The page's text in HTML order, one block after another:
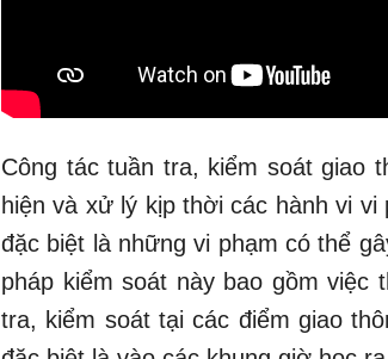
Công tác tuần tra, kiểm soát giao
hiện và xử lý kịp thời các hành vi
đặc biệt là những vi phạm có thể
pháp kiểm soát này bao gồm
tra, kiểm soát tại các điểm giao